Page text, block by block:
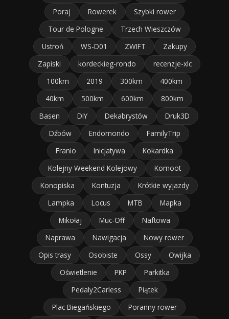
Poraj
Rowerek
Szybki rower
Tour de Pologne
Trzech Wieszczów
Ustroń
WS-D01 ZWIFT
Zakupy
Zapiski
kordeckieg-rondo
recenzje-xlc
100km
2019 300km
400km
40km
500km 600km
800km
Basen
DIY Dekabrystów
Druk3D
Dźbów
Endomondo
FamilyTrip
Franio
Inicjatywa
Kokardka
Kolejny Weekend Kolejowy
Komoot
Konopiska
Kontuzja
Krótkie wyjazdy
Lampka
Locus MTB
Mapka
Mikołaj
Muc-Off
Naftowa
Naprawa
Nawigacja
Nowy rower
Opis trasy
Osobiste Ossy
Owijka
Oświetlenie
PKP
Parkitka
Pedaly2Carless
Piątek
Plac Biegańskiego
Poranny rower